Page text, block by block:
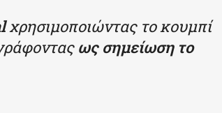
χρησιμοποιώντας το κουμπί
ως σημείωση το